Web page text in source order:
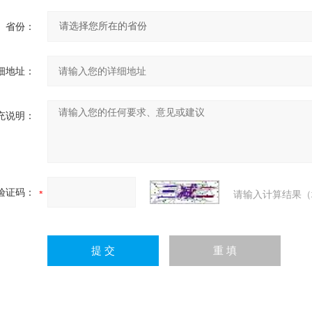
省份：
地址：
说明：
证码： 请输入计算结果